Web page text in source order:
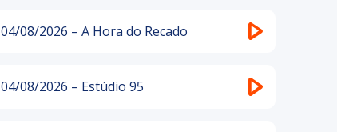
04/08/2026 – A Hora do Recado
04/08/2026 – Estúdio 95